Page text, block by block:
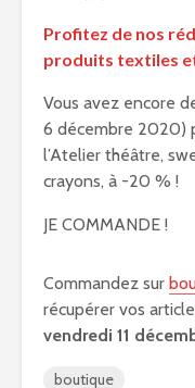
Profitez de nos
produits textiles
Vous avez encore
6 décembre 2020)
l’Atelier théâtre,
crayons, à -20 % !
JE COMMANDE !
Commandez sur
récupérer vos
vendredi 11
boutique